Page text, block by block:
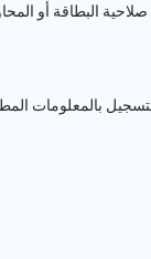
صلاحية البطاقة أو
بالمعلومات